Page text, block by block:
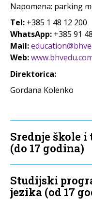
Napomena: parking
Tel:+385 1 48 12 200
WhatsApp:+385 91
Mail:
Web:
Direktorica:
Gordana Kolenko
Srednje škole
(do 17 godina)
Studijski
jezika (od 17